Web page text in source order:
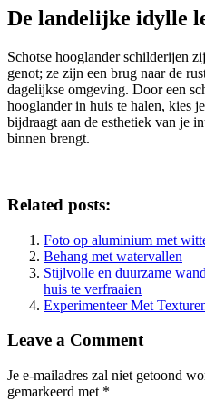
De landelijke idylle
Schotse hooglander schilderijen
genot; ze zijn een brug naar de
dagelijkse omgeving. Door een
hooglander in huis te halen, kies
bijdraagt aan de esthetiek van je
binnen brengt.
Related posts:
Foto op aluminium met
Behang met watervallen
Stijlvolle en duurzame
huis te verfraaien
Experimenteer Met
Leave a Comment
Je e-mailadres zal niet getoond
gemarkeerd met *